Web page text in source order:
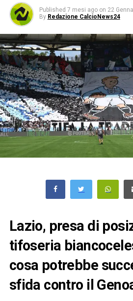
Published 7 mesi ago on 22
By Redazione CalcioNews24
Lazio, presa di
tifoseria
cosa potrebbe
sfida contro il